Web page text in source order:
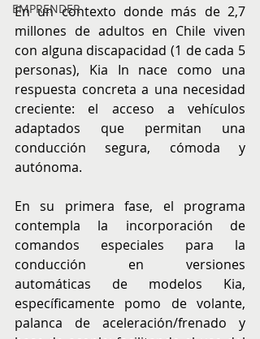
EMPRENDER
En un contexto donde más de 2,7
millones de adultos en Chile viven
con alguna discapacidad (1 de cada 5
personas), Kia In nace como una
respuesta concreta a una necesidad
creciente: el acceso a vehículos
adaptados que permitan una
conducción segura, cómoda y
autónoma.
En su primera fase, el programa
contempla la incorporación de
comandos especiales para la
conducción en versiones
automáticas de modelos Kia,
específicamente pomo de volante,
palanca de aceleración/frenado y